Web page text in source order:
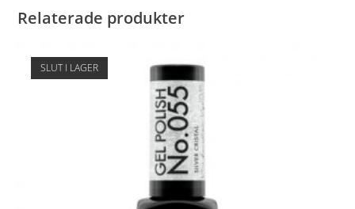
Relaterade produkter
SLUT I LAGER